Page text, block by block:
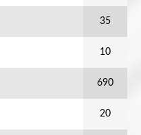
35
10
690
20